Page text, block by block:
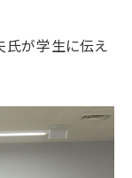
氏が学生に伝え